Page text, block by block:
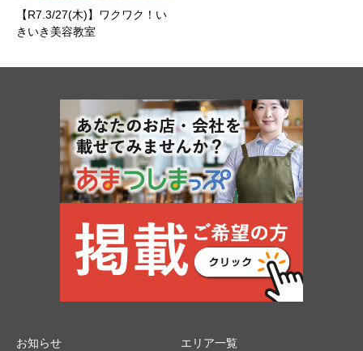
【R7.3/27(木)】ワクワク！い
きいき美容教室
お知らせ エリア一覧